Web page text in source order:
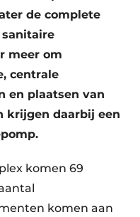
de complete
meer om
centrale
en plaatsen van
krijgen daarbij een
komen 69
komen aan